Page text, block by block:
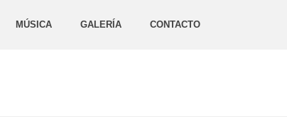
MÚSICA GALERÍA CONTACTO